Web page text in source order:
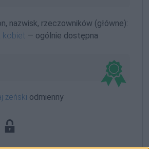
nazwisk, rzeczowników (główne):
kobiet — ogólnie dostępna
żeński odmienny